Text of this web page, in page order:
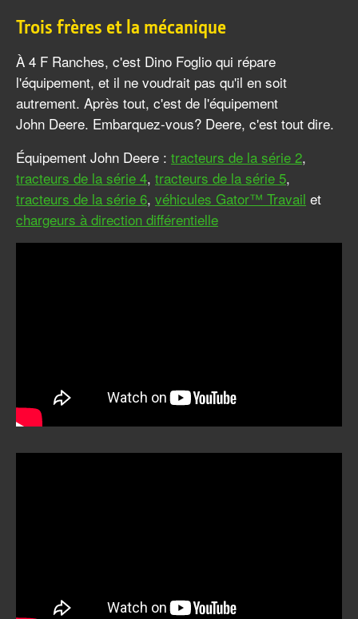
Trois frères et la mécanique
À 4 F Ranches, c'est Dino Foglio qui répare
l'équipement, et il ne voudrait pas qu'il en soit
autrement. Après tout, c'est de l'équipement
John Deere. Embarquez-vous? Deere, c'est tout dire.
Équipement John Deere : tracteurs de la série 2,
tracteurs de la série 4, tracteurs de la série 5,
tracteurs de la série 6, véhicules Gator™ Travail et
chargeurs à direction différentielle